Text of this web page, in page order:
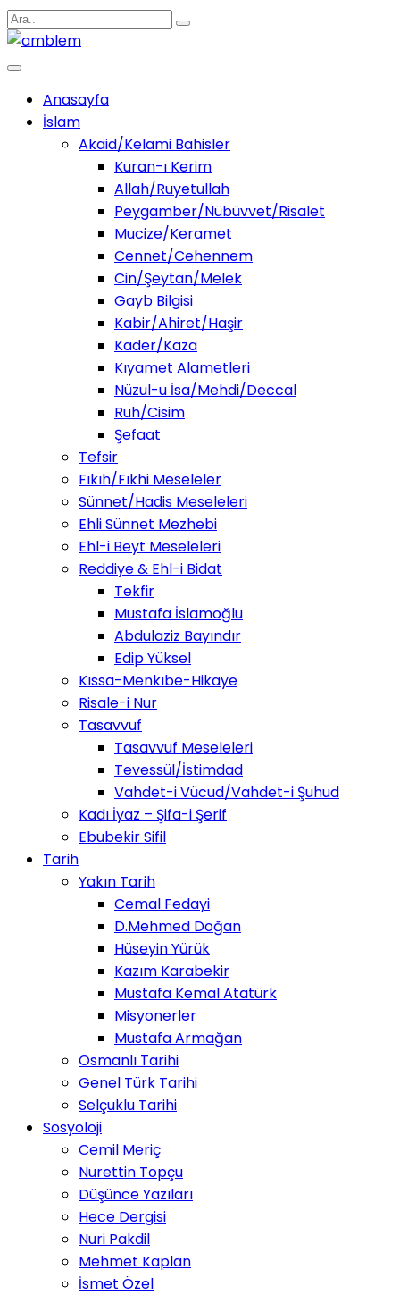
Anasayfa
İslam
Akaid/Kelami Bahisler
Kuran-ı Kerim
Allah/Ruyetullah
Peygamber/Nübüvvet/Risalet
Mucize/Keramet
Cennet/Cehennem
Cin/Şeytan/Melek
Gayb Bilgisi
Kabir/Ahiret/Haşir
Kader/Kaza
Kıyamet Alametleri
Nüzul-u İsa/Mehdi/Deccal
Ruh/Cisim
Şefaat
Tefsir
Fıkıh/Fıkhi Meseleler
Sünnet/Hadis Meseleleri
Ehli Sünnet Mezhebi
Ehl-i Beyt Meseleleri
Reddiye & Ehl-i Bidat
Tekfir
Mustafa İslamoğlu
Abdulaziz Bayındır
Edip Yüksel
Kıssa-Menkıbe-Hikaye
Risale-i Nur
Tasavvuf
Tasavvuf Meseleleri
Tevessül/İstimdad
Vahdet-i Vücud/Vahdet-i Şuhud
Kadı İyaz – Şifa-i Şerif
Ebubekir Sifil
Tarih
Yakın Tarih
Cemal Fedayi
D.Mehmed Doğan
Hüseyin Yürük
Kazım Karabekir
Mustafa Kemal Atatürk
Misyonerler
Mustafa Armağan
Osmanlı Tarihi
Genel Türk Tarihi
Selçuklu Tarihi
Sosyoloji
Cemil Meriç
Nurettin Topçu
Düşünce Yazıları
Hece Dergisi
Nuri Pakdil
Mehmet Kaplan
İsmet Özel